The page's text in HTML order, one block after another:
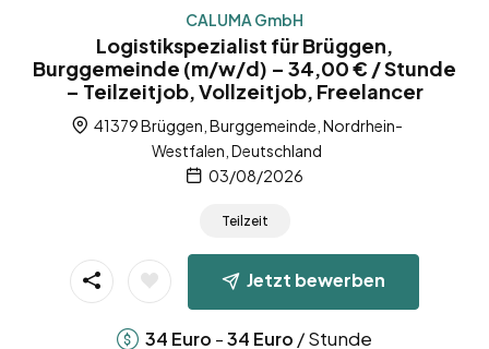
CALUMA GmbH
Logistikspezialist für Brüggen,
Burggemeinde (m/w/d) – 34,00 € / Stunde
– Teilzeitjob, Vollzeitjob, Freelancer
41379 Brüggen, Burggemeinde, Nordrhein-
Westfalen, Deutschland
03/08/2026
Teilzeit
Jetzt bewerben
34 Euro -34 Euro / Stunde